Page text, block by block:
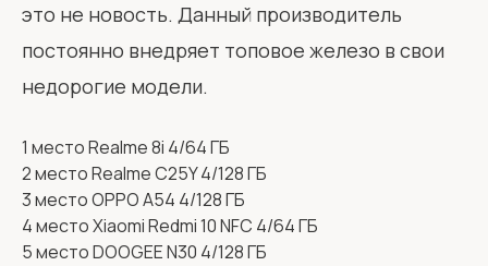
это не новость. Данный производитель
постоянно внедряет топовое железо в свои
недорогие модели.
1 место Realme 8i 4/64 ГБ
2 место Realme C25Y 4/128 ГБ
3 место OPPO A54 4/128 ГБ
4 место Xiaomi Redmi 10 NFC 4/64 ГБ
5 место DOOGEE N30 4/128 ГБ